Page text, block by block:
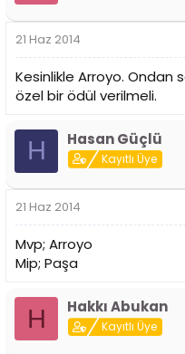
21 Haz 2014
Kesinlikle Arroyo. Ondan
özel bir ödül verilmeli.
H Hasan Güçlü
Kayıtlı Üye
21 Haz 2014
Mvp; Arroyo
Mip; Paşa
H Hakkı Abukan
Kayıtlı Üye